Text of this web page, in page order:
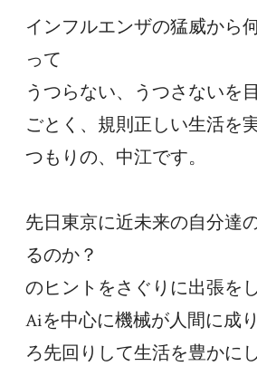
インフルエンザの猛威から
って
うつらない、うつさないを
ごとく、規則正しい生活を
つもりの、中江です。
先日東京に近未来の自分達
るのか？
のヒントをさぐりに出張を
Aiを中心に機械が人間に成
ろ先回りして生活を豊かに